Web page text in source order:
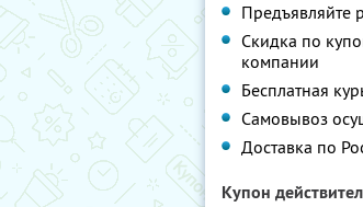
Предъявляйте
Скидка по
компании
Бесплатная
Самовывоз
Доставка по
Купон